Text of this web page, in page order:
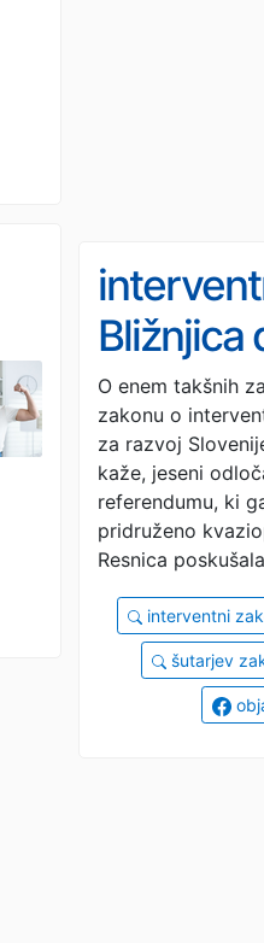
Bližnjica
O enem takšnih
zakonu o
za razvoj
kaže, jeseni
referendumu, ki
pridruženo
Resnica
interventni
šutarjev